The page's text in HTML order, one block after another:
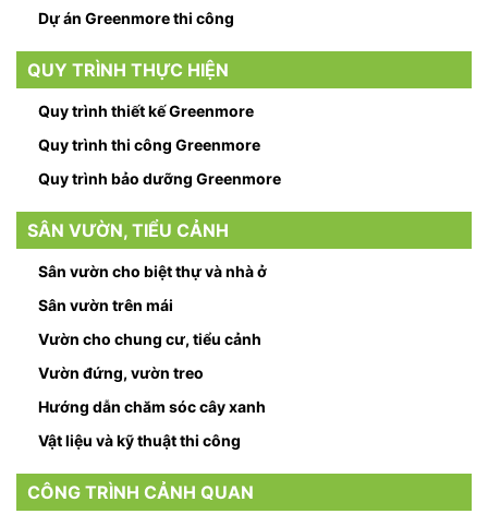
Dự án Greenmore thi công
QUY TRÌNH THỰC HIỆN
Quy trình thiết kế Greenmore
Quy trình thi công Greenmore
Quy trình bảo dưỡng Greenmore
SÂN VƯỜN, TIỂU CẢNH
Sân vườn cho biệt thự và nhà ở
Sân vườn trên mái
Vườn cho chung cư, tiểu cảnh
Vườn đứng, vườn treo
Hướng dẫn chăm sóc cây xanh
Vật liệu và kỹ thuật thi công
CÔNG TRÌNH CẢNH QUAN